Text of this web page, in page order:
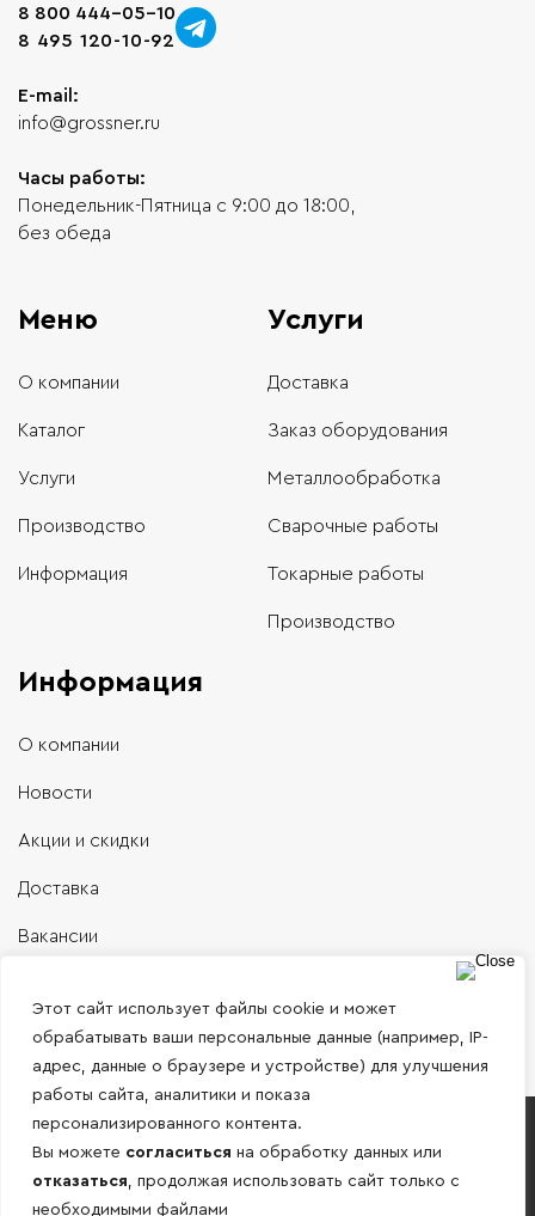
Этот сайт использует файлы cookie и может
обрабатывать ваши персональные данные (например, IP-
адрес, данные о браузере и устройстве) для улучшения
работы сайта, аналитики и показа
персонализированного контента.
Вы можете согласиться на обработку данных или
отказаться, продолжая использовать сайт только с
необходимыми файлами
8 800 444-05-10
8 495 120-10-92
E-mail:
info@grossner.ru
Часы работы:
Понедельник-Пятница с 9:00 до 18:00,
без обеда
Меню
О компании
Каталог
Услуги
Производство
Информация
Услуги
Доставка
Заказ оборудования
Металлообработка
Сварочные работы
Токарные работы
Производство
Информация
О компании
Новости
Акции и скидки
Доставка
Вакансии
Работаем только с юридическими лицами и
ИП по безналичному расчету!